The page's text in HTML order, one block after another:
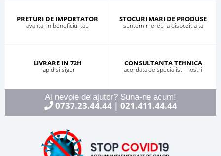
PRETURI DE IMPORTATOR
avantaj in beneficiul tau
STOCURI MARI DE PRODUSE
suntem mereu la dispozitia ta
LIVRARE IN 72H
rapid si sigur
CONSULTANTA TEHNICA
acordata de specialistii nostri
Ai nevoie de ajutor? Suna-ne acum!
0737.23.44.44| 021.411.44.44